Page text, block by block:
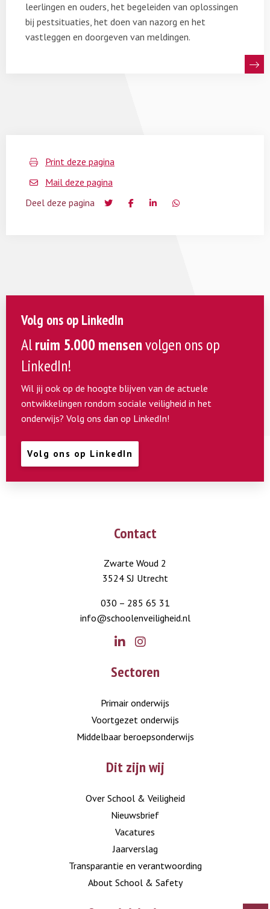
leerlingen en ouders, het begeleiden van oplossingen
bij pestsituaties, het doen van nazorg en het
vastleggen en doorgeven van meldingen.
Print deze pagina
Mail deze pagina
Deel deze pagina
Volg ons op LinkedIn
Alruim 5.000 mensenvolgen ons op
LinkedIn!
Wil jij ook op de hoogte blijven van de actuele
ontwikkelingen rondom sociale veiligheid in het
onderwijs? Volg ons dan op LinkedIn!
Volg ons op LinkedIn
Contact
Zwarte Woud 2
3524 SJ Utrecht
030 – 285 65 31
info@schoolenveiligheid.nl
Sectoren
Primair onderwijs
Voortgezet onderwijs
Middelbaar beroepsonderwijs
Dit zijn wij
Over School & Veiligheid
Nieuwsbrief
Vacatures
Jaarverslag
Transparantie en verantwoording
About School & Safety